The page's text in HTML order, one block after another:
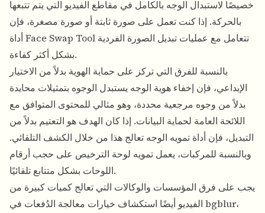
خصيصًا لاستبدال الوجه بالكامل في مقاطع الفيديو التي يتم تتبعها
بالحركة. إذا كنت تعمل على صورة ثابتة أو صورة مصغرة، فإن
أداة Face Swap Tool تتعامل مع عمليات تبديل الصورة الفردية
بشكل أكثر كفاءة.
بالنسبة للفرق التي تركز على حماية الهوية بدلاً من الاختيار
الإبداعي، فإن إخفاء هوية الوجه يستبدل الوجوه بتمثيلات محايدة
بدلاً من وجوه مرجعية محددة، وهو مثالي للمحتوى المتوافق مع
اللائحة العامة لحماية البيانات. إذا كان الهدف هو التعتيم بدلاً من
التبديل، فإن أداة تمويه الوجه تعالج هذا من خلال الكشف التلقائي.
وبالنسبة للمركبات، يعمل تمويه لوحة الترخيص على حجب أرقام
اللوحات بشكل متتابع تلقائيًا.
يجب على فرق المؤسسات والوكالات التي تعالج كميات كبيرة من
الفيديو أيضًا استكشاف خيارات معالجة الدُفعات في bgblur،